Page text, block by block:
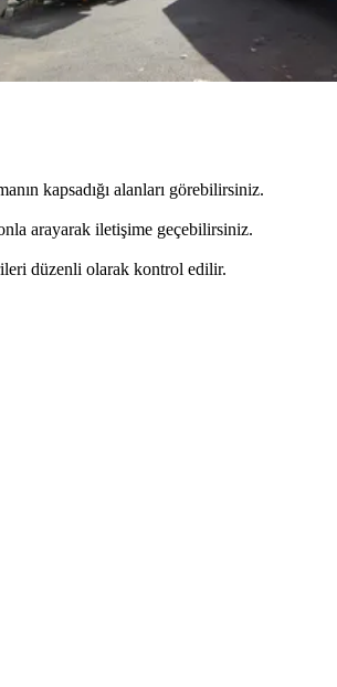
kapsadığı alanları görebilirsiniz.
arayarak iletişime geçebilirsiniz.
düzenli olarak kontrol edilir.